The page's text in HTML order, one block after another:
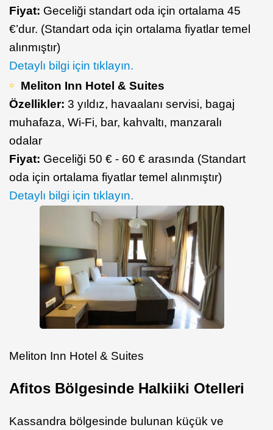
Fiyat: Geceliği standart oda için ortalama 45
€’dur. (Standart oda için ortalama fiyatlar temel
alınmıştır)
Detaylı bilgi için tıklayın.
Meliton Inn Hotel & Suites
Özellikler: 3 yıldız, havaalanı servisi, bagaj
muhafaza, Wi-Fi, bar, kahvaltı, manzaralı
odalar
Fiyat: Geceliği 50 € - 60 € arasında (Standart
oda için ortalama fiyatlar temel alınmıştır)
Detaylı bilgi için tıklayın.
Meliton Inn Hotel & Suites
Afitos Bölgesinde Halkiiki Otelleri
Kassandra bölgesinde bulunan küçük ve